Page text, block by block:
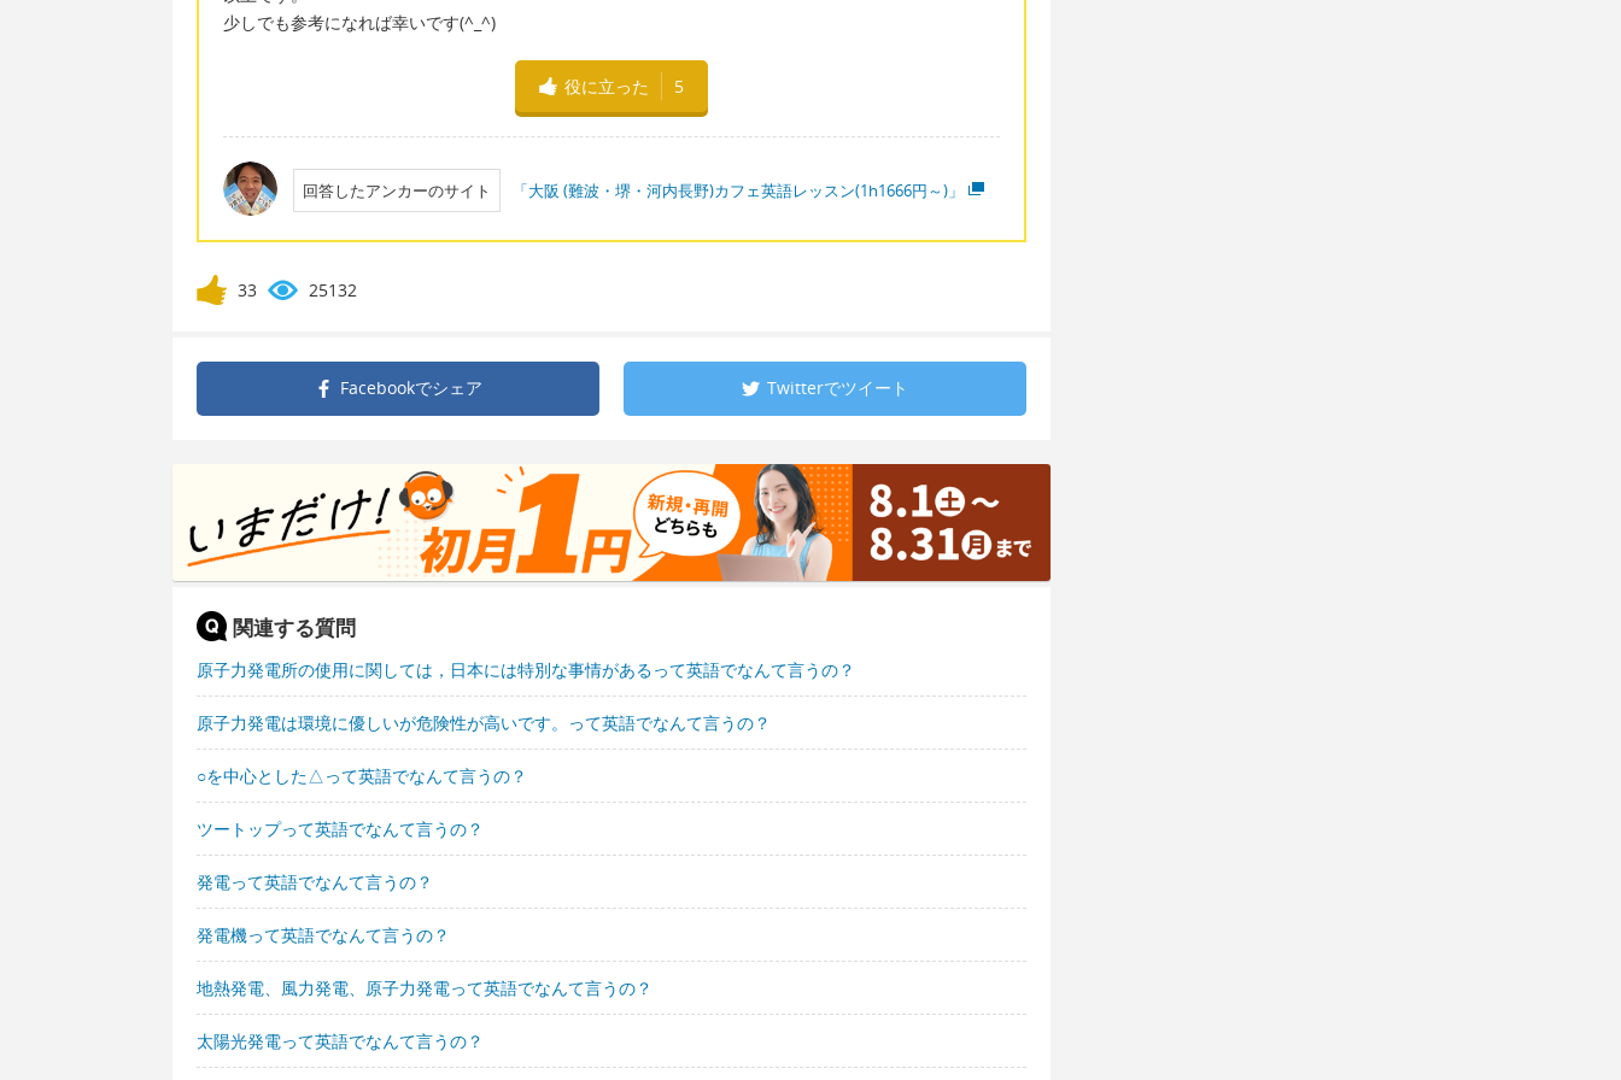
少しでも参考になれば幸いです(^_^)
役に立った 5
回答したアンカーのサイト 「大阪 (難波・堺・河内長野)カフェ英語レッスン(1h1666円～)」
33 25132
Facebookでシェア Twitterでツイート
関連する質問
原子力発電所の使用に関しては，日本には特別な事情があるって英語でなんて言うの？
原子力発電は環境に優しいが危険性が高いです。って英語でなんて言うの？
○を中心とした△って英語でなんて言うの？
ツートップって英語でなんて言うの？
発電って英語でなんて言うの？
発電機って英語でなんて言うの？
地熱発電、風力発電、原子力発電って英語でなんて言うの？
太陽光発電って英語でなんて言うの？